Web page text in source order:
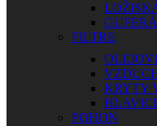
FILTRE
KRYTY
POHON